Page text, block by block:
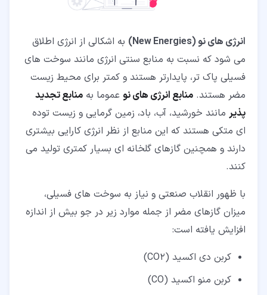
انرژی های نو (New Energies)
به اشکالی از انرژی اطلاق
می شود که نسبت به منابع سنتی انرژی مانند سوخت های
فسیلی پاک تر، پایدارتر هستند و کمتر برای محیط زیست
مضر هستند. منابع انرژی های نو عموما به منابع تجدید
پذیر مانند خورشید، آب، باد، زمین گرمایی و زیست توده
ای متکی هستند که این منابع از نظر انرژی کارایی بیشتری
دارند و همچنین گازهای گلخانه ای بسیار کمتری تولید می
کنند.
با ظهور انقلاب صنعتی و نیاز به سوخت های فسیلی،
میزان گازهای مضر از جمله موارد زیر در جو بیش از اندازه
افزایش یافته است:
کربن دی اکسید (CO2)
کربن منو اکسید (CO)